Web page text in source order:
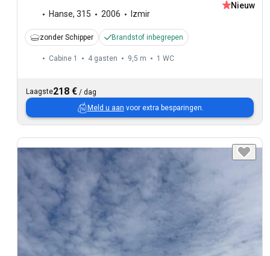
Hanse, 315 2006 Izmir
Nieuw
zonder Schipper Brandstof inbegrepen
Cabine 1 4 gasten 9,5 m 1 WC
Laagste218 € / dag
Meld u aan voor extra besparingen.